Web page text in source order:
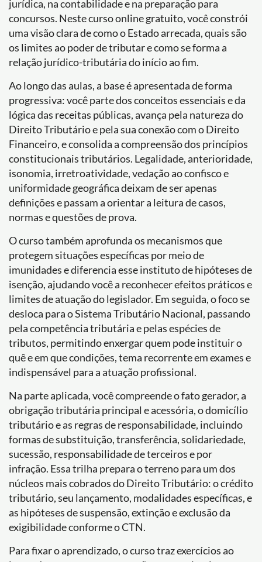
jurídica, na contabilidade e na preparação para
concursos. Neste curso online gratuito, você constrói
uma visão clara de como o Estado arrecada, quais são
os limites ao poder de tributar e como se forma a
relação jurídico-tributária do início ao fim.
Ao longo das aulas, a base é apresentada de forma
progressiva: você parte dos conceitos essenciais e da
lógica das receitas públicas, avança pela natureza do
Direito Tributário e pela sua conexão com o Direito
Financeiro, e consolida a compreensão dos princípios
constitucionais tributários. Legalidade, anterioridade,
isonomia, irretroatividade, vedação ao confisco e
uniformidade geográfica deixam de ser apenas
definições e passam a orientar a leitura de casos,
normas e questões de prova.
O curso também aprofunda os mecanismos que
protegem situações específicas por meio de
imunidades e diferencia esse instituto de hipóteses de
isenção, ajudando você a reconhecer efeitos práticos e
limites de atuação do legislador. Em seguida, o foco se
desloca para o Sistema Tributário Nacional, passando
pela competência tributária e pelas espécies de
tributos, permitindo enxergar quem pode instituir o
quê e em que condições, tema recorrente em exames e
indispensável para a atuação profissional.
Na parte aplicada, você compreende o fato gerador, a
obrigação tributária principal e acessória, o domicílio
tributário e as regras de responsabilidade, incluindo
formas de substituição, transferência, solidariedade,
sucessão, responsabilidade de terceiros e por
infração. Essa trilha prepara o terreno para um dos
núcleos mais cobrados do Direito Tributário: o crédito
tributário, seu lançamento, modalidades específicas, e
as hipóteses de suspensão, extinção e exclusão da
exigibilidade conforme o CTN.
Para fixar o aprendizado, o curso traz exercícios ao